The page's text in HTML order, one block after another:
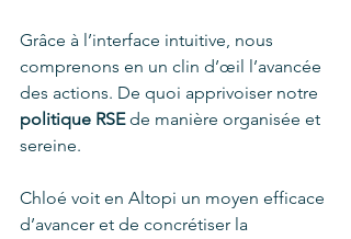
Grâce à l’interface intuitive, nous
comprenons en un clin d’œil l’avancée
des actions. De quoi apprivoiser notre
politique RSE de manière organisée et
sereine.
Chloé voit en Altopi un moyen efficace
d’avancer et de concrétiser la